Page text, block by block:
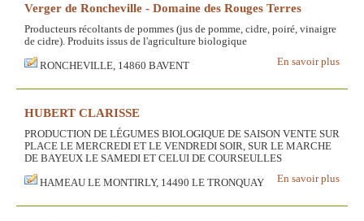
Verger de Roncheville - Domaine des Rouges Terres
Producteurs récoltants de pommes (jus de pomme, cidre, poiré, vinaigre
de cidre). Produits issus de l'agriculture biologique
En savoir plus
RONCHEVILLE, 14860 BAVENT
HUBERT CLARISSE
PRODUCTION DE LÉGUMES BIOLOGIQUE DE SAISON VENTE SUR
PLACE LE MERCREDI ET LE VENDREDI SOIR, SUR LE MARCHE
DE BAYEUX LE SAMEDI ET CELUI DE COURSEULLES
En savoir plus
HAMEAU LE MONTIRLY, 14490 LE TRONQUAY